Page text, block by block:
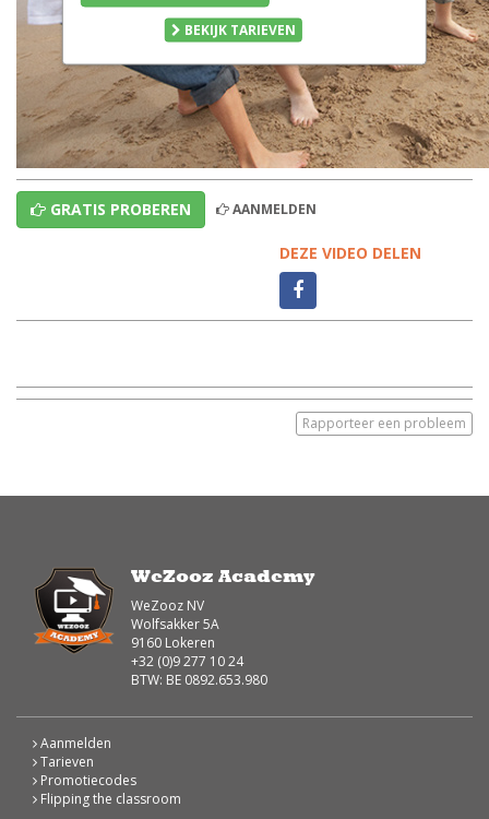
BEKIJK TARIEVEN
GRATIS PROBEREN AANMELDEN
DEZE VIDEO DELEN
Rapporteer een probleem
WeZooz Academy
WeZooz NV
Wolfsakker 5A
9160 Lokeren
+32 (0)9 277 10 24
BTW: BE 0892.653.980
Aanmelden
Tarieven
Promotiecodes
Flipping the classroom